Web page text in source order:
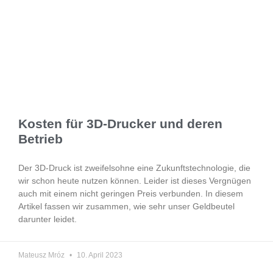
Kosten für 3D-Drucker und deren
Betrieb
Der 3D-Druck ist zweifelsohne eine Zukunftstechnologie, die
wir schon heute nutzen können. Leider ist dieses Vergnügen
auch mit einem nicht geringen Preis verbunden. In diesem
Artikel fassen wir zusammen, wie sehr unser Geldbeutel
darunter leidet.
Mateusz Mróz 10. April 2023